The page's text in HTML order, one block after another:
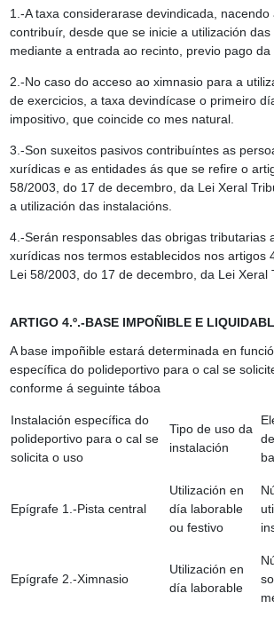
1.-A taxa considerarase devindicada, nacendo
contribuír, desde que se inicie a utilización das
mediante a entrada ao recinto, previo pago da
2.-No caso do acceso ao ximnasio para a
de exercicios, a taxa devindícase o primeiro
impositivo, que coincide co mes natural.
3.-Son suxeitos pasivos contribuíntes as
xurídicas e as entidades ás que se refire o
58/2003, do 17 de decembro, da Lei Xeral
a utilización das instalacións.
4.-Serán responsables das obrigas tributarias
xurídicas nos termos establecidos nos artigos
Lei 58/2003, do 17 de decembro, da Lei Xeral
ARTIGO 4.º.-BASE IMPOÑIBLE E
A base impoñible estará determinada en
específica do polideportivo para o cal se
conforme á seguinte táboa
Instalación específica do
polideportivo para o cal se
solicita o uso
Tipo de uso da
instalación
Epígrafe 1.-Pista central
Utilización en
día laborable
ou festivo
Epígrafe 2.-Ximnasio
Utilización en
día laborable